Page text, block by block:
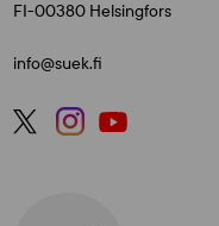
FI-00380 Helsingfors
info@suek.fi